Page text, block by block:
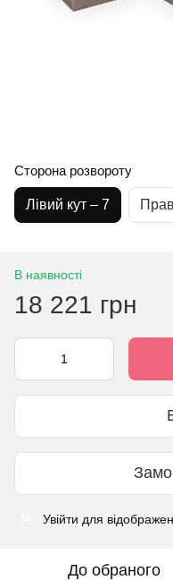
Сторона розвороту
Лівий кут – 7
В наявності
18 221 грн
Увійти для
До обраного